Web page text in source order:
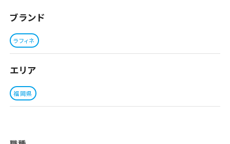
ブランド
ラフィネ
エリア
福岡県